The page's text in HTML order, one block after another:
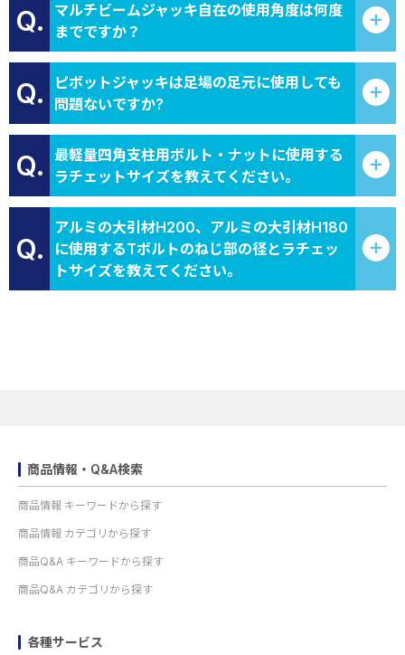
Q.
マルチビームジャッキ自在の使用角度は何度
までですか？
Q.
ピボットジャッキは足場の足元に使用しても
問題ないですか?
Q.
最軽量四角支柱用ボルト・ナットに使用する
ラチェットサイズを教えてください。
Q.
アルミの大引材H200、アルミの大引材H180
に使用するTボルトのねじ部の径とラチェッ
トサイズを教えてください。
商品情報・Q&A検索
商品情報 キーワードから探す
商品情報 カテゴリから探す
商品Q&A キーワードから探す
商品Q&A カテゴリから探す
各種サービス